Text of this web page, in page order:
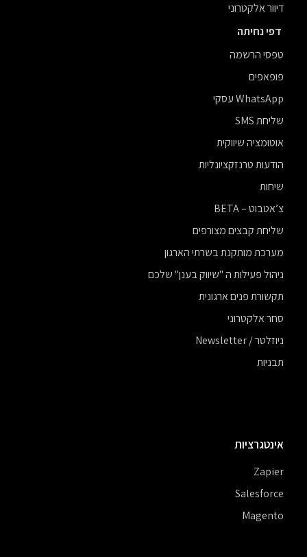
דיוור אלקטרוני
דפי נחיתה
טפסי הרשמה
פופאפים
WhatsApp עסקי
שליחת SMS
אוטומציה שיווקית
הודעות טרנזקציונליות
שיחות
צ’אטבוט – BETA
שליחת קבצים מצורפים
מערכת מותקנת בשרתי הארגון
ניהול פעילות ה "שיווק בענן" שלכם
תקשורת פנים ארגונית
סחר אלקטרוני
ניוזלטר / Newsletter
תבניות
אינטגרציות
Zapier
Salesforce
Magento